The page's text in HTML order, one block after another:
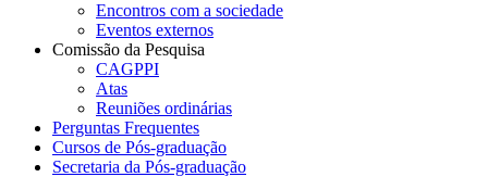
Encontros com a sociedade
Eventos externos
Comissão da Pesquisa
CAGPPI
Atas
Reuniões ordinárias
Perguntas Frequentes
Cursos de Pós-graduação
Secretaria da Pós-graduação